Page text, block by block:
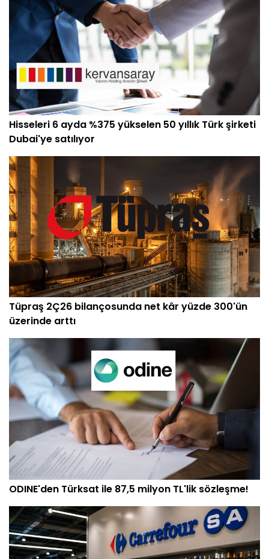
Hisseleri 6 ayda %375 yükselen 50 yıllık Türk şirketi
Dubai'ye satılıyor
Tüpraş 2Ç26 bilançosunda net kâr yüzde 300'ün
üzerinde arttı
ODINE'den Türksat ile 87,5 milyon TL'lik sözleşme!